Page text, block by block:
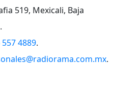
519, Mexicali, Baja
.
4889.
.